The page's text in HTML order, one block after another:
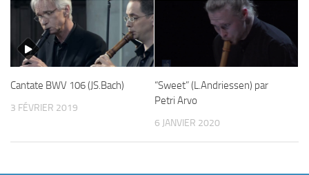
Cantate BWV 106 (JS.Bach)
3 FÉVRIER 2019
“Sweet” (L.Andriessen) par
Petri Arvo
6 JANVIER 2020